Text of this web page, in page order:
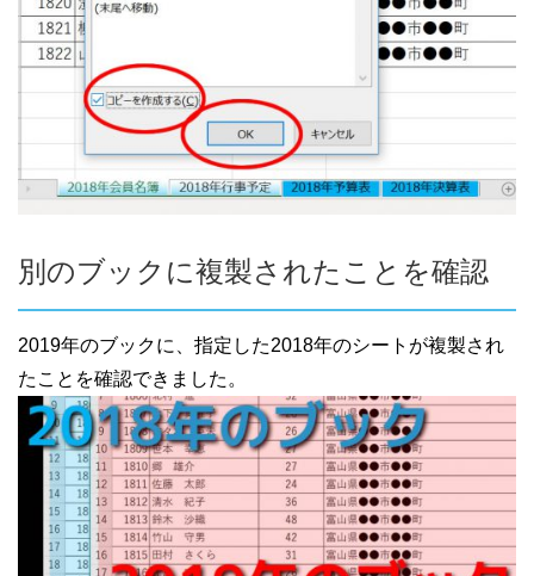
別のブックに複製されたことを確認
2019年のブックに、指定した2018年のシートが複製され
たことを確認できました。